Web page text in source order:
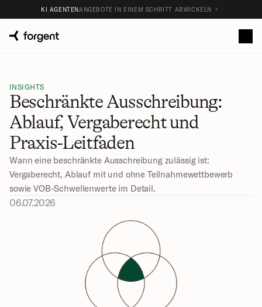
INSIGHTS
Beschränkte Ausschreibung:
Ablauf, Vergaberecht und
Praxis-Leitfaden
Wann eine beschränkte Ausschreibung zulässig ist:
Vergaberecht, Ablauf mit und ohne Teilnahmewettbewerb
sowie VOB-Schwellenwerte im Detail.
06.07.2026
KI AGENTENANGEBOTE IN EINEM SCHRITT ABWICKELN